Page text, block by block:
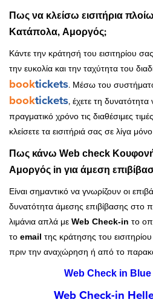
Πως να κλείσω εισιτήρια
Κατάπολα, Αμοργός;
Κάντε την κράτησή του εισιτηρίου
την ευκολία και την ταχύτητα του
booktickets. Μέσω του
booktickets, έχετε τη
πραγματικό χρόνο τις διαθέσιμες
κλείσετε τα εισιτήριά σας σε λίγα
Πως κάνω Web check
Αμοργός in για άμεση
Είναι σημαντικό να γνωρίζουν οι
δυνατότητα άμεσης επιβίβασης στο
λιμάνια απλά με Web Check-in το
το email της κράτησης του
πριν την αναχώρηση ή από τo
Web Check in
Web Check-in